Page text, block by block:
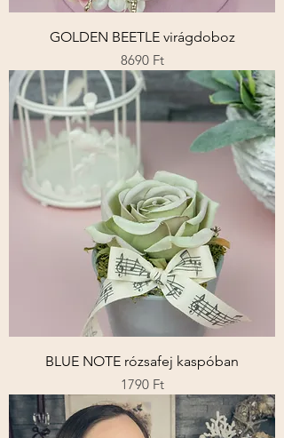
GOLDEN BEETLE virágdoboz
Ár
8690 Ft
BLUE NOTE rózsafej kaspóban
Ár
1790 Ft